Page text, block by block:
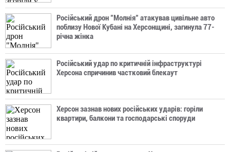
Російський дрон "Молнія" атакував цивільне авто
поблизу Нової Кубані на Херсонщині, загинула 77-
річна жінка
Російський удар по критичній інфраструктурі
Херсона спричинив частковий блекаут
Херсон зазнав нових російських ударів: горіли
квартири, балкони та господарські споруди